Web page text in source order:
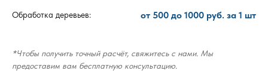
Обработка деревьев: от 500 до 1000 руб. за 1 шт
*Чтобы получить точный расчёт, свяжитесь с нами. Мы
предоставим вам бесплатную консультацию.